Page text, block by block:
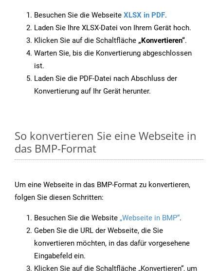
Besuchen Sie die Webseite XLSX in PDF.
Laden Sie Ihre XLSX-Datei von Ihrem Gerät hoch.
Klicken Sie auf die Schaltfläche „Konvertieren“.
Warten Sie, bis die Konvertierung abgeschlossen
ist.
Laden Sie die PDF-Datei nach Abschluss der
Konvertierung auf Ihr Gerät herunter.
So konvertieren Sie eine Webseite in
das BMP-Format
Um eine Webseite in das BMP-Format zu konvertieren,
folgen Sie diesen Schritten:
Besuchen Sie die Website „Webseite in BMP“.
Geben Sie die URL der Webseite, die Sie
konvertieren möchten, in das dafür vorgesehene
Eingabefeld ein.
Klicken Sie auf die Schaltfläche „Konvertieren“, um